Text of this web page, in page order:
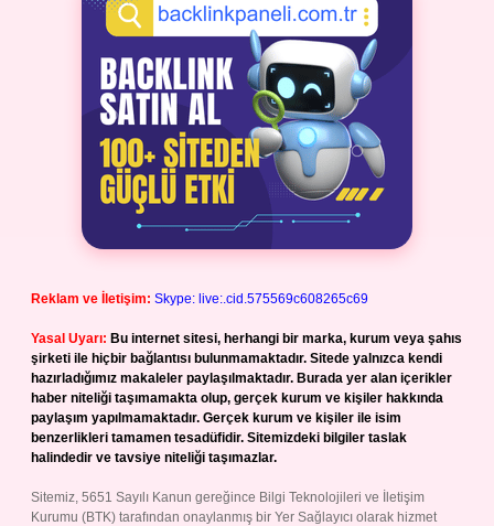
Reklam ve İletişim: Skype: live:.cid.575569c608265c69
Yasal Uyarı: Bu internet sitesi, herhangi bir marka, kurum veya şahıs
şirketi ile hiçbir bağlantısı bulunmamaktadır. Sitede yalnızca kendi
hazırladığımız makaleler paylaşılmaktadır. Burada yer alan içerikler
haber niteliği taşımamakta olup, gerçek kurum ve kişiler hakkında
paylaşım yapılmamaktadır. Gerçek kurum ve kişiler ile isim
benzerlikleri tamamen tesadüfidir. Sitemizdeki bilgiler taslak
halindedir ve tavsiye niteliği taşımazlar.
Sitemiz, 5651 Sayılı Kanun gereğince Bilgi Teknolojileri ve İletişim
Kurumu (BTK) tarafından onaylanmış bir Yer Sağlayıcı olarak hizmet